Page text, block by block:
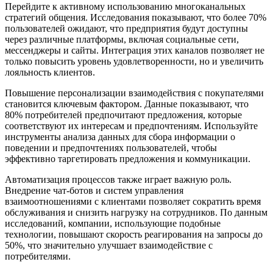
Перейдите к активному использованию многоканальных
стратегий общения. Исследования показывают, что более 70%
пользователей ожидают, что предприятия будут доступны
через различные платформы, включая социальные сети,
мессенджеры и сайты. Интеграция этих каналов позволяет не
только повысить уровень удовлетворенности, но и увеличить
лояльность клиентов.
Повышение персонализации взаимодействия с покупателями
становится ключевым фактором. Данные показывают, что
80% потребителей предпочитают предложения, которые
соответствуют их интересам и предпочтениям. Используйте
инструменты анализа данных для сбора информации о
поведении и предпочтениях пользователей, чтобы
эффективно таргетировать предложения и коммуникации.
Автоматизация процессов также играет важную роль.
Внедрение чат-ботов и систем управления
взаимоотношениями с клиентами позволяет сократить время
обслуживания и снизить нагрузку на сотрудников. По данным
исследований, компании, использующие подобные
технологии, повышают скорость реагирования на запросы до
50%, что значительно улучшает взаимодействие с
потребителями.